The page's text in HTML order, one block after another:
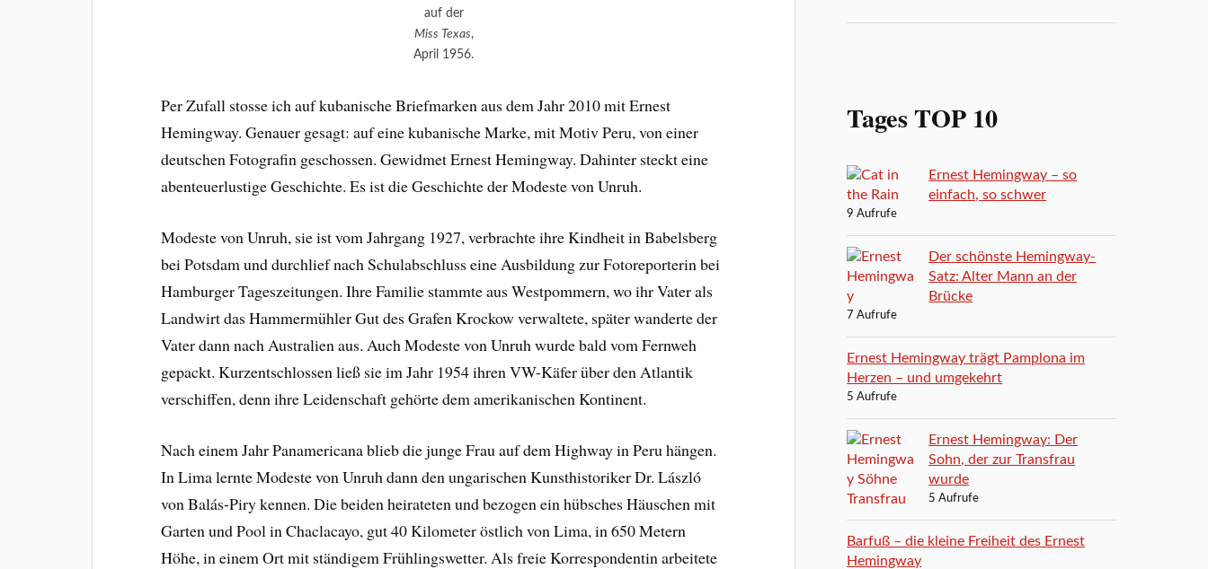
auf der
Miss Texas,
April 1956.
Per Zufall stosse ich auf kubanische Briefmarken aus dem Jahr 2010 mit Ernest
Hemingway. Genauer gesagt: auf eine kubanische Marke, mit Motiv Peru, von einer
deutschen Fotografin geschossen. Gewidmet Ernest Hemingway. Dahinter steckt eine
abenteuerlustige Geschichte. Es ist die Geschichte der Modeste von Unruh.
Modeste von Unruh, sie ist vom Jahrgang 1927, verbrachte ihre Kindheit in Babelsberg
bei Potsdam und durchlief nach Schulabschluss eine Ausbildung zur Fotoreporterin bei
Hamburger Tageszeitungen. Ihre Familie stammte aus Westpommern, wo ihr Vater als
Landwirt das Hammermühler Gut des Grafen Krockow verwaltete, später wanderte der
Vater dann nach Australien aus. Auch Modeste von Unruh wurde bald vom Fernweh
gepackt. Kurzentschlossen ließ sie im Jahr 1954 ihren VW-Käfer über den Atlantik
verschiffen, denn ihre Leidenschaft gehörte dem amerikanischen Kontinent.
Nach einem Jahr Panamericana blieb die junge Frau auf dem Highway in Peru hängen.
In Lima lernte Modeste von Unruh dann den ungarischen Kunsthistoriker Dr. László
von Balás-Piry kennen. Die beiden heirateten und bezogen ein hübsches Häuschen mit
Garten und Pool in Chaclacayo, gut 40 Kilometer östlich von Lima, in 650 Metern
Höhe, in einem Ort mit ständigem Frühlingswetter. Als freie Korrespondentin arbeitete
Tages TOP 10
Ernest Hemingway – so
einfach, so schwer
9 Aufrufe
Der schönste Hemingway-
Satz: Alter Mann an der
Brücke
7 Aufrufe
Ernest Hemingway trägt Pamplona im
Herzen – und umgekehrt
5 Aufrufe
Ernest Hemingway: Der
Sohn, der zur Transfrau
wurde
5 Aufrufe
Barfuß – die kleine Freiheit des Ernest
Hemingway